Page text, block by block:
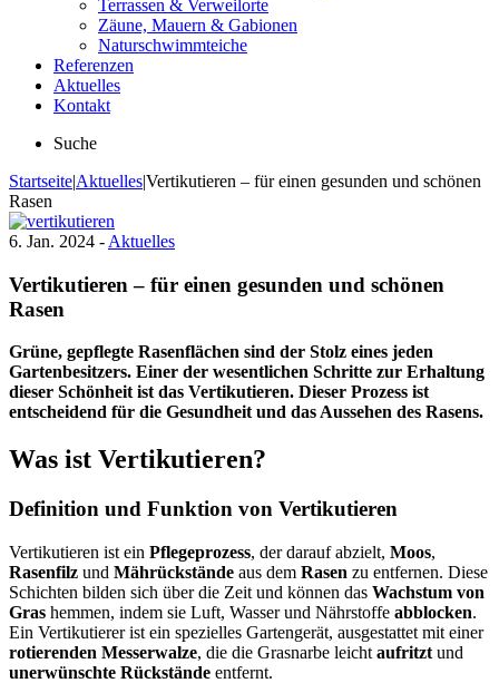
Terrassen & Verweilorte
Zäune, Mauern & Gabionen
Naturschwimmteiche
Referenzen
Aktuelles
Kontakt
Suche
Startseite|Aktuelles|Vertikutieren – für einen gesunden und schönen
Rasen
6. Jan. 2024 - Aktuelles
Vertikutieren – für einen gesunden und schönen
Rasen
Grüne, gepflegte Rasenflächen sind der Stolz eines jeden
Gartenbesitzers. Einer der wesentlichen Schritte zur Erhaltung
dieser Schönheit ist das Vertikutieren. Dieser Prozess ist
entscheidend für die Gesundheit und das Aussehen des Rasens.
Was ist Vertikutieren?
Definition und Funktion von Vertikutieren
Vertikutieren ist ein Pflegeprozess, der darauf abzielt, Moos,
Rasenfilz und Mährückstände aus dem Rasen zu entfernen. Diese
Schichten bilden sich über die Zeit und können das Wachstum von
Gras hemmen, indem sie Luft, Wasser und Nährstoffe abblocken.
Ein Vertikutierer ist ein spezielles Gartengerät, ausgestattet mit einer
rotierenden Messerwalze, die die Grasnarbe leicht aufritzt und
unerwünschte Rückstände entfernt.